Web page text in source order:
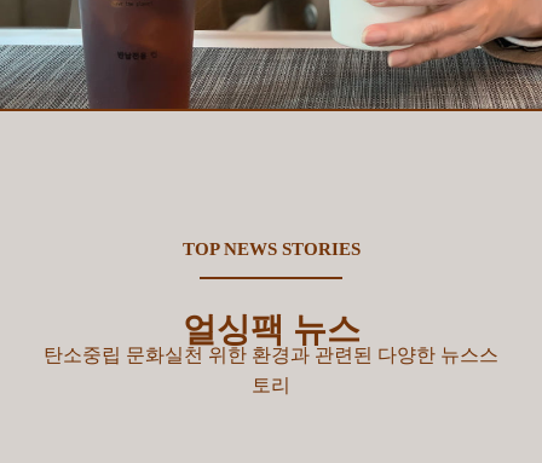
TOP NEWS STORIES
얼싱팩 뉴스
탄소중립 문화실천 위한 환경과 관련된 다양한 뉴스스
토리